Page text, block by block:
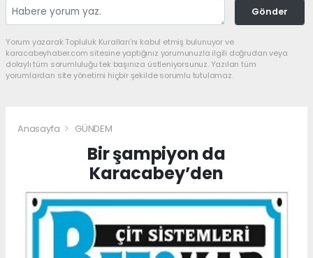
Gönder
Yorum yazarak Topluluk Kuralları’nı kabul etmiş bulunuyor ve
karacabeyhaber.com sitesine yaptığınız yorumunuzla ilgili doğrudan veya
dolaylı tüm sorumluluğu tek başınıza üstleniyorsunuz. Yazılan tüm
yorumlardan site yönetimi hiçbir şekilde sorumlu tutulamaz.
Anasayfa GÜNDEM
Bir şampiyon da
Karacabey’den